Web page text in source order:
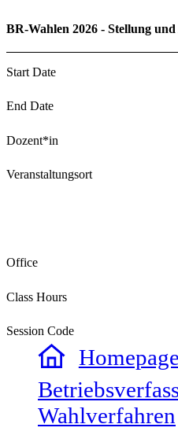
BR-Wahlen 2026 - Stellung
Start Date
End Date
Dozent*in
Veranstaltungsort
Office
Class Hours
Session Code
Homepage
Wahlverfahren